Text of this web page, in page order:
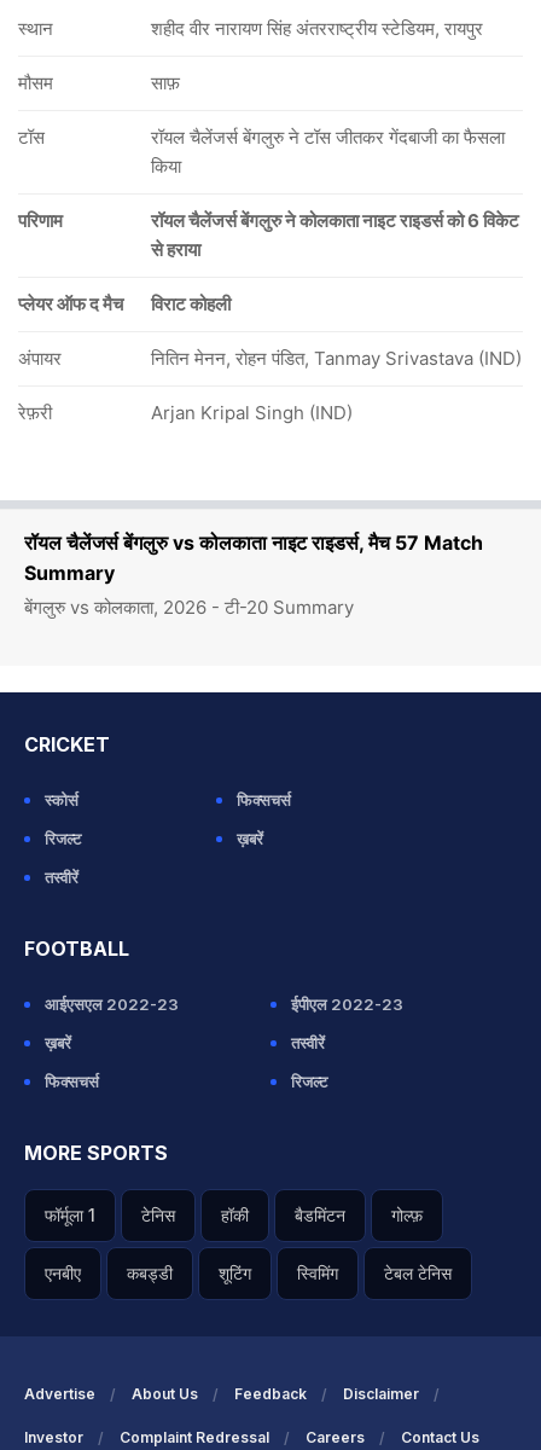
रॉयल चैलेंजर्स बेंगलुरु vs कोलकाता नाइट राइडर्स, मैच 57 Match
Summary
बेंगलुरु vs कोलकाता, 2026 - टी-20 Summary
स्थान शहीद वीर नारायण सिंह अंतरराष्ट्रीय स्टेडियम, रायपुर
मौसम साफ़
टॉस
रॉयल चैलेंजर्स बेंगलुरु ने टॉस जीतकर गेंदबाजी का फैसला
किया
परिणाम
रॉयल चैलेंजर्स बेंगलुरु ने कोलकाता नाइट राइडर्स को 6 विकेट
से हराया
प्लेयर ऑफ द मैच विराट कोहली
अंपायर नितिन मेनन, रोहन पंडित, Tanmay Srivastava (IND)
रेफ़री Arjan Kripal Singh (IND)
CRICKET
स्कोर्स
फिक्सचर्स
रिजल्ट
ख़बरें
तस्वीरें
FOOTBALL
आईएसएल 2022-23
ईपीएल 2022-23
ख़बरें
तस्वीरें
फिक्सचर्स
रिजल्ट
MORE SPORTS
फॉर्मूला 1 टेनिस हॉकी बैडमिंटन गोल्फ़
एनबीए कबड्डी शूटिंग स्विमिंग टेबल टेनिस
Advertise About Us Feedback Disclaimer
Investor Complaint Redressal Careers Contact Us